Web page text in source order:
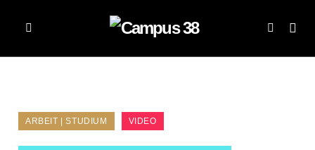
ARBEIT | STUDIUM VIDEO